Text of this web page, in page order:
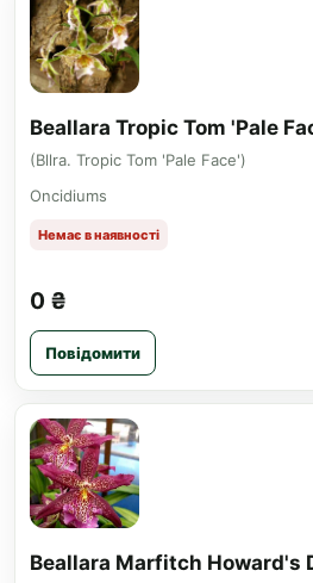
Beallara Tropic Tom 'Pale
(Bllra. Tropic Tom 'Pale Face')
Oncidiums
Немає в наявності
0 ₴
Повідомити
Beallara Marfitch Howard's